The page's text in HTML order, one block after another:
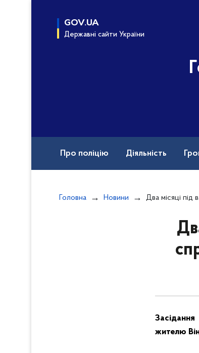
GOV.UA
Державні сайти України
Про поліцію Діяльність
Головна Новини Два місяці під вартою
жителю